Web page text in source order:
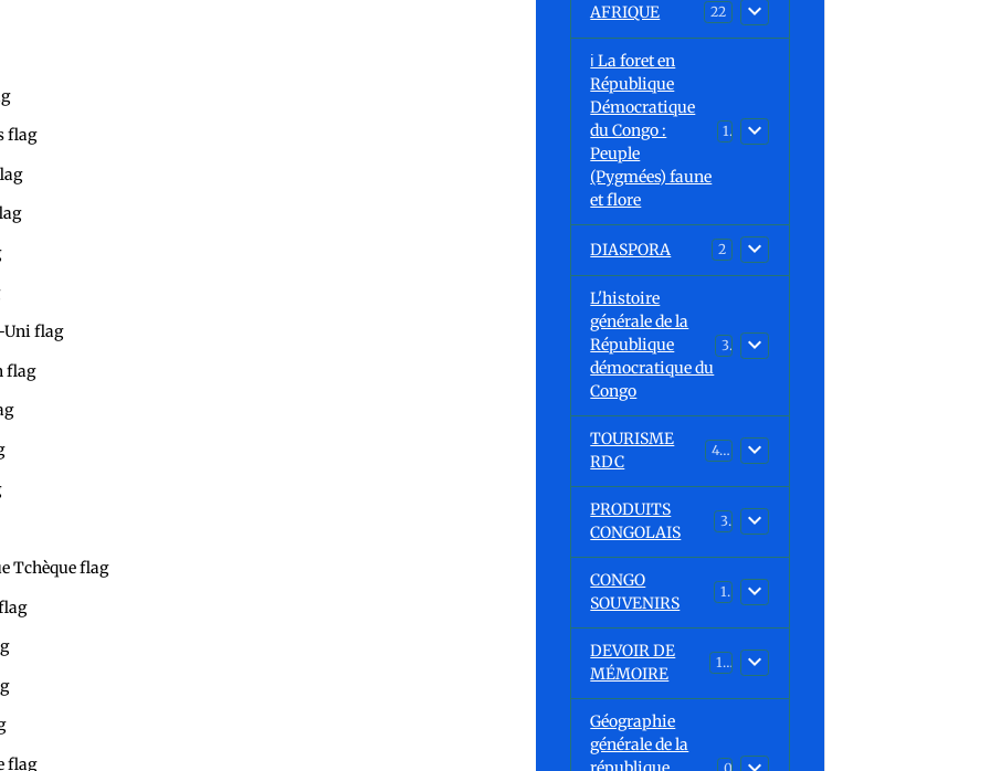
AFRIQUE 22
ℹ️ La foret en
République
Démocratique
du Congo :
Peuple
(Pygmées) faune
et flore
15
DIASPORA 2
L'histoire
générale de la
République
démocratique du
Congo
30
TOURISME
RDC
43
PRODUITS
CONGOLAIS
3
CONGO
SOUVENIRS
1
DEVOIR DE
MÉMOIRE
13
Géographie
générale de la